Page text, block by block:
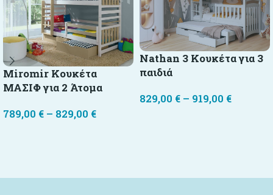
Μiromir Κουκέτα
ΜΑΣΙΦ για 2 Άτομα
789,00 € – 829,00 €
Nathan 3 Κουκέτα για 3
παιδιά
829,00 € – 919,00 €